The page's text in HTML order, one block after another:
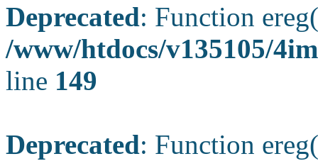
Deprecated: Function
/www/htdocs/v135105/
line 149
Deprecated: Function